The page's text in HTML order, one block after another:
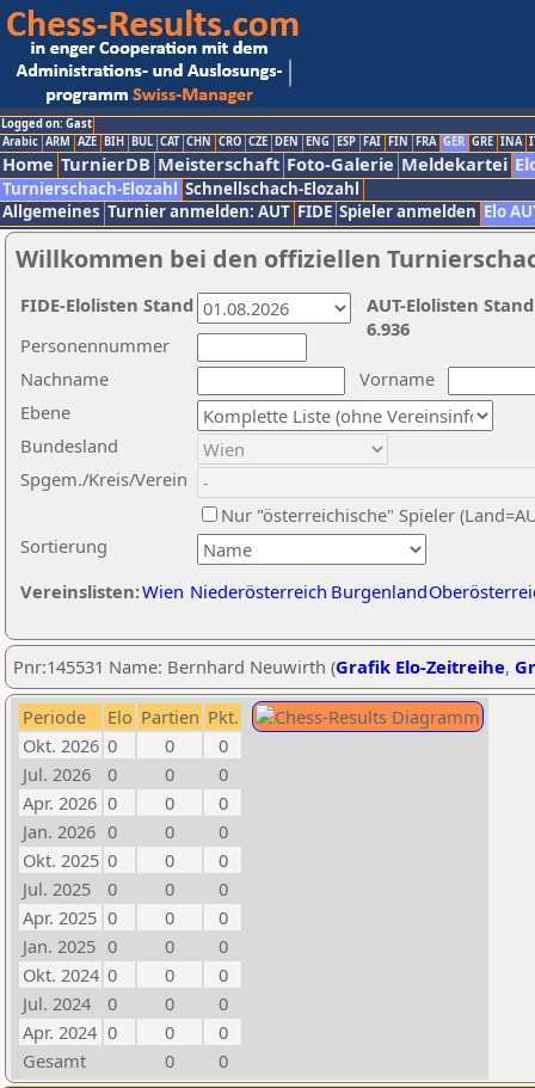
Logged on: Gast
Arabic ARM AZE BIH BUL CAT CHN CRO CZE DEN ENG ESP FAI FIN FRA GER GRE INA
Home TurnierDB Meisterschaft Foto-Galerie Meldekartei
Turnierschach-Elozahl Schnellschach-Elozahl
Allgemeines Turnier anmelden: AUT FIDE Spieler anmelden Elo
Willkommen bei den offiziellen
Nachname
Vorname
Ebene
Sortierung
Personennummer
Bundesland
Spgem./Kreis/Verein
Nur "österreichische" Spieler
Vereinslisten:Wien Niederösterreich Burgenland
AUT-Elolisten
6.936
FIDE-Elolisten Stand
Pnr:145531 Name: Bernhard Neuwirth (Grafik Elo-Zeitreihe,
Periode Elo Partien Pkt.
Okt. 2026 0 0
0
Jul. 2026
0 0
0
Apr. 2026 0 0
0
Jan. 2026 0 0
0
Okt. 2025 0 0
0
Jul. 2025
0 0
0
Apr. 2025 0 0
0
Jan. 2025 0 0
0
Okt. 2024 0 0
0
Jul. 2024
0 0
0
Apr. 2024 0 0
0
Gesamt
0 0